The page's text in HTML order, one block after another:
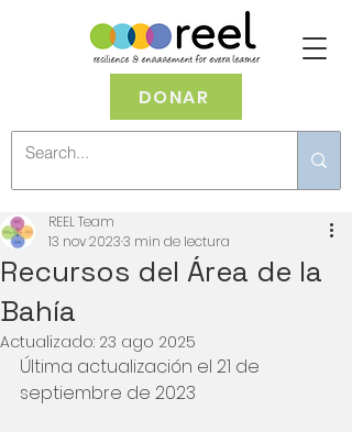
DONAR
Recursos del Área de la
Bahía
REEL Team
13 nov 20233 min de lectura
Actualizado: 23 ago 2025
Última actualización el 21 de
septiembre de 2023